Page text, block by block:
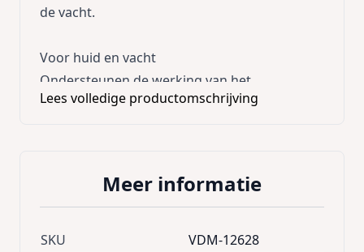
de vacht.
Voor huid en vacht
Ondersteunen de werking van het
zenuwstelsel
Druppels door het voer mengen. Dosering
Lees volledige productomschrijving
Meer informatie
SKU
VDM-12628